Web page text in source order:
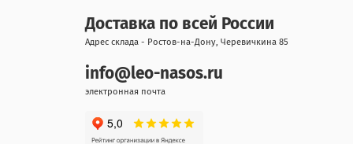
Доставка по всей России
Адрес склада - Ростов-на-Дону, Черевичкина 85
info@leo-nasos.ru
электронная почта